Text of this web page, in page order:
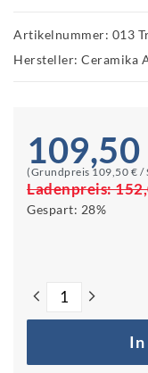
Artikelnummer: 013
Hersteller: Ceramika
109,50
(Grundpreis 109,50 € /
Ladenpreis:
Gespart: 28%
In